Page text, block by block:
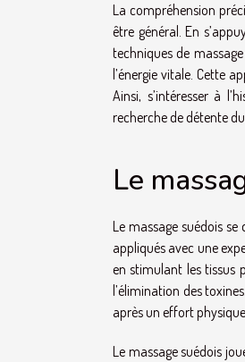
La compréhension
être général. En
techniques de
l’énergie vitale. Cette
Ainsi, s’intéresser à
recherche de détente
Le
Le massage suédois
appliqués avec une
en stimulant les tissus
l’élimination des
après un effort
Le massage suédois